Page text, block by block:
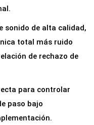
sonido de alta calidad,
total más ruido
de rechazo de
para controlar
paso bajo